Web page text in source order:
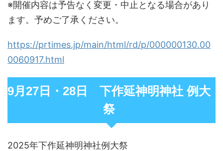
※開催内容は予告なく変更・中止となる場合があり
ます。予めご了承ください。
https://prtimes.jp/main/html/rd/p/000000130.00
0060917.html
9月27日・28日 下作延神明神社 例大
祭
2025年下作延神明神社例大祭